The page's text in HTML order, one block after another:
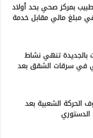
بمركز صحي بحد أولاد
مبلغ مالي مقابل خدمة
بالجديدة تنهي نشاط
في سرقات الشقق بعد
الحركة الشعبية بعد
الدستوري